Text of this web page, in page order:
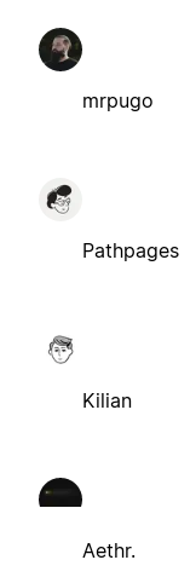
mrpugo
Pathpages
Kilian
Aethr.